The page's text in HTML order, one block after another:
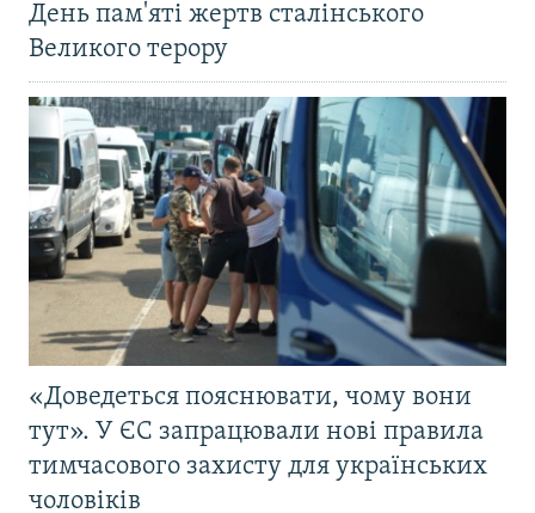
День пам'яті жертв сталінського
Великого терору
«Доведеться пояснювати, чому вони
тут». У ЄС запрацювали нові правила
тимчасового захисту для українських
чоловіків